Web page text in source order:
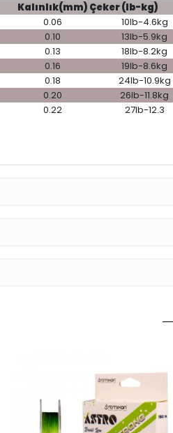
Kalınlık(mm) Çeker (lb-kg)
0.06 10lb-4.6kg
0.10 13lb-5.9kg
0.13 18lb-8.2kg
0.16 19lb-8.6kg
0.18 24lb-10.9kg
0.20 26lb-11.8kg
0.22 27lb-12.3